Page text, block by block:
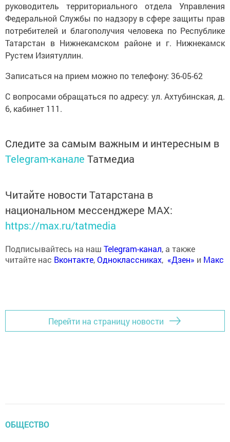
руководитель территориального отдела Управления
Федеральной Службы по надзору в сфере защиты прав
потребителей и благополучия человека по Республике
Татарстан в Нижнекамском районе и г. Нижнекамск
Рустем Изиятуллин.
Записаться на прием можно по телефону: 36-05-62
С вопросами обращаться по адресу: ул. Ахтубинская, д.
6, кабинет 111.
Следите за самым важным и интересным в
Telegram-канале Татмедиа
Читайте новости Татарстана в
национальном мессенджере MАХ:
https://max.ru/tatmedia
Подписывайтесь на наш Telegram-канал, а также
читайте нас Вконтакте,Одноклассниках, «Дзен» и Макс
Перейти на страницу новости
ОБЩЕСТВО